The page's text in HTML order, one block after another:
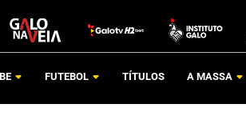
FUTEBOL TÍTULOS A MASSA